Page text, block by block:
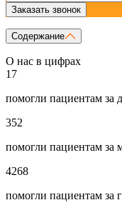
Заказать звонок
Содержание
О нас в цифрах
17
помогли пациентам за
352
помогли пациентам за
4268
помогли пациентам за